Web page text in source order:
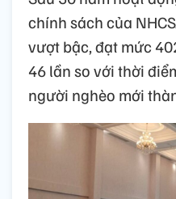
chính sách của
vượt bậc, đạt mức
46 lần so với thời
người nghèo mới